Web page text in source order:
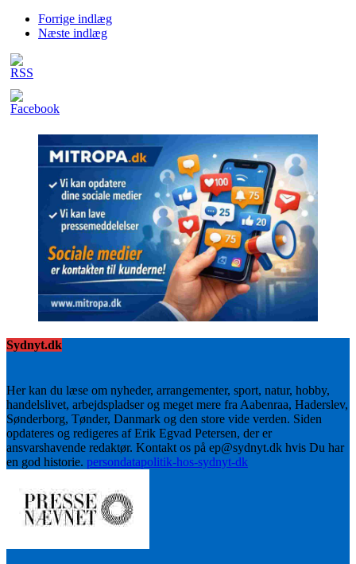
Forrige indlæg
Næste indlæg
Sydnyt.dk
Her kan du læse om nyheder, arrangementer, sport, natur, hobby,
handelslivet, arbejdspladser og meget mere fra Aabenraa, Haderslev,
Sønderborg, Tønder, Danmark og den store vide verden. Siden
opdateres og redigeres af Erik Egvad Petersen, der er
ansvarshavende redaktør. Kontakt os på ep@sydnyt.dk hvis Du har
en god historie. persondatapolitik-hos-sydnyt-dk